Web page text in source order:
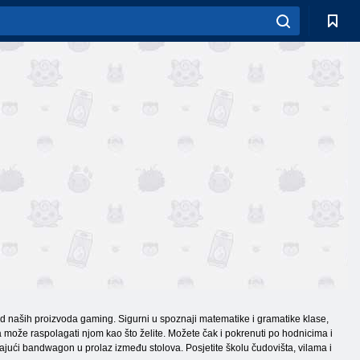
proizvoda gaming. Sigurni u spoznaji matematike i gramatike klase,
raspolagati njom kao što želite. Možete čak i pokrenuti po hodnicima i
bandwagon u prolaz između stolova. Posjetite školu čudovišta, vilama i